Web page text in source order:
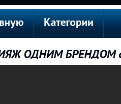
Категории
ОДНИМ БРЕНДОМ